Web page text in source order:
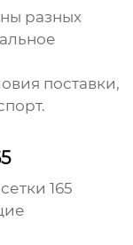
разных
поставки,
165